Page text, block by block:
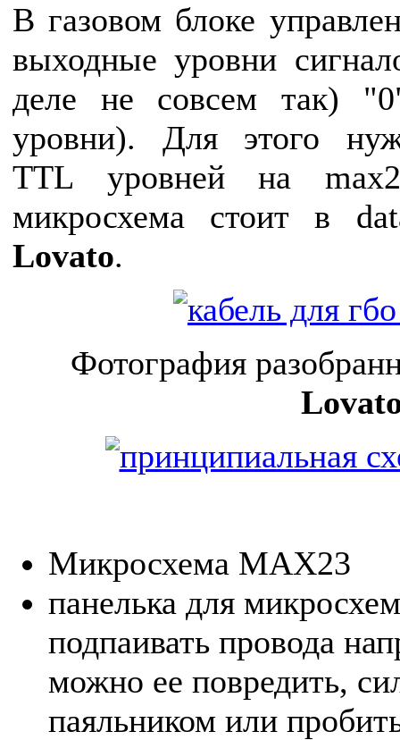
В газовом блоке
выходные уровни
деле не совсем так)
уровни). Для этого
TTL уровней на
микросхема стоит в
Lovato.
Фотография
Микросхема MAX23
панелька для
подпаивать провода
можно ее повредить,
паяльником или